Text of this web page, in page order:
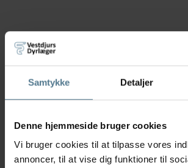
Samtykke Detaljer
Denne hjemmeside bruger cookies
Vi bruger cookies til at tilpasse vores
annoncer, til at vise dig funktioner til
Kat
Konsultation
Konsultation